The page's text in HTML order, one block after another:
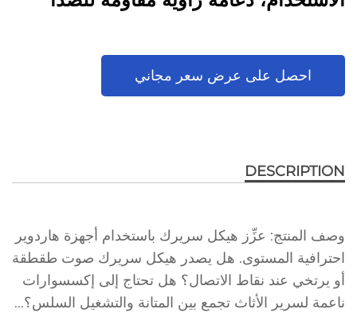
احصل على عرض سعر مجاني
DESCRIPTION
وصف المنتج: عزِّز هيكل سريرك باستخدام أجهزة هاردوير
احترافية المستوى. هل يصدر هيكل سريرك صوت طقطقة
أو يرتخي عند نقاط الاتصال؟ هل تحتاج إلى إكسسوارات
ناعمة لسرير الأثاث تجمع بين المتانة والتشغيل السلس؟...